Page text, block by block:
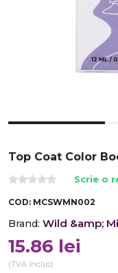
Top Coat Color
Scrie o
COD: MCSWMN002
Brand: Wild &amp;
15.86 lei
(TVA inclus)